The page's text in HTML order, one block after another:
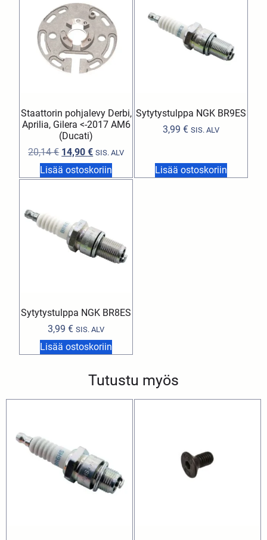
Staattorin pohjalevy Derbi,
Aprilia, Gilera <-2017 AM6
(Ducati)
20,14€ 14,90€ SIS. ALV
Lisää ostoskoriin
Sytytystulppa NGK BR9ES
3,99 € SIS. ALV
Lisää ostoskoriin
Sytytystulppa NGK BR8ES
3,99€ SIS. ALV
Lisää ostoskoriin
Tutustu myös